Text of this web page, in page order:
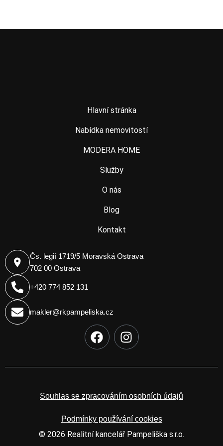
Hlavní stránka
Nabídka nemovitostí
MODERA HOME
Služby
O nás
Blog
Kontakt
Čs. legií 1719/5 Moravská Ostrava
702 00 Ostrava
+420 774 852 131
makler@rkpampeliska.cz
F
a
e
o
k
I
n
t
g
a
m
Souhlas se zpracováním osobních údajů
Podmínky používání cookies
© 2026 Realitní kancelář Pampeliška s.r.o.